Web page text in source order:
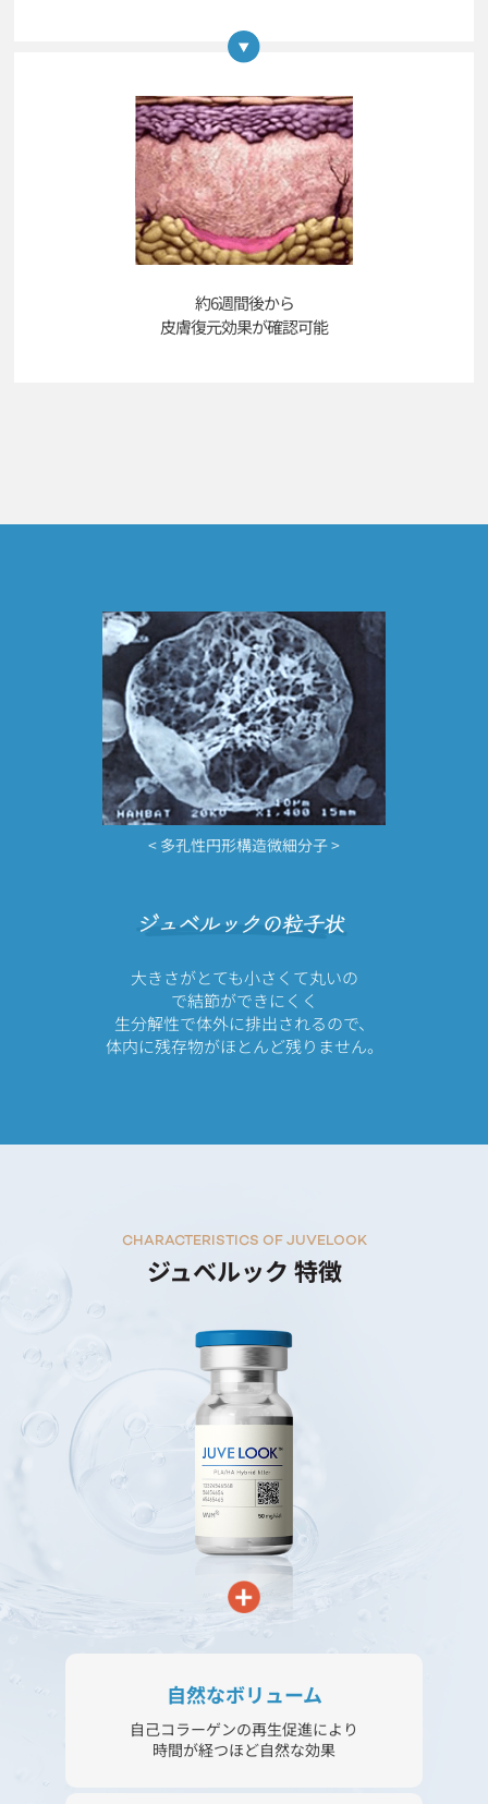
約6週間後から
皮膚復元効果が確認可能
< 多孔性円形構造微細分子 >
大きさがとても小さくて丸いの
で結節ができにくく
生分解性で体外に排出されるので、
体内に残存物がほとんど残りません。
ジュベルック 特徴
CHARACTERISTICS OF JUVELOOK
自然なボリューム
自己コラーゲンの再生促進により
時間が経つほど自然な効果